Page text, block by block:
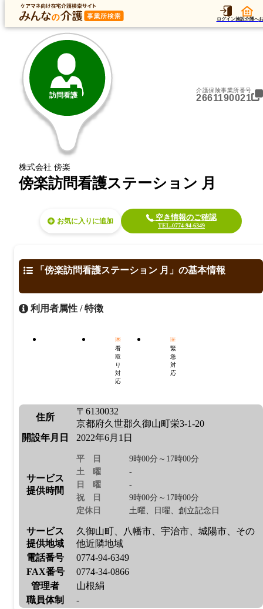
ログイン施設介護へ
トップ アク
トップ 京都府 久世郡久御山町 訪問看護
訪問看護
株式会社 傍楽
介護保険事業所番号
2661190021
傍楽訪問看護ステーション 月
お気に入り 空き情報のご確認
TEL.0774-94-6349
「傍楽訪問看護ステーション 月」の基本情報
利用者属性 / 特徴
看
取
り
対
応
緊
急
対
応
住所
〒6130032
京都府久世郡久御山町栄3-1-20
開設年月日
2022年6月1日
サービス
提供時間
平日
9時00分～17時00分
土曜
-
日曜
-
祝日
9時00分～17時00分
定休日
土曜、日曜、創立記念日
サービス
提供地域
久御山町、八幡市、宇治市、城陽市、その
他近隣地域
電話番号
0774-94-6349
FAX番号
0774-34-0866
管理者
山根絹
職員体制
-